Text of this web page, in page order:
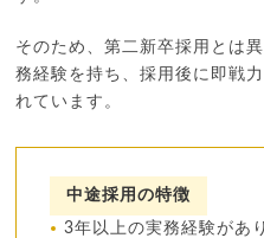
そのため、第二新卒採用とは
務経験を持ち、採用後に即戦
れています。
中途採用の特徴
3年以上の実務経験があ